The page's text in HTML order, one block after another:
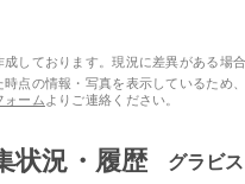
成しております。現況に差異がある場
点の情報・写真を表示しているため
ォーム よりご連絡ください。
状況・履歴 グラビ